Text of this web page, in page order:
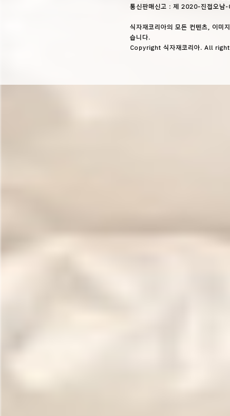
통신판매신고 : 제 2020-진접오남
식자재코리아의 모든 컨텐츠, 이미
습니다.
Copyright 식자재코리아. All